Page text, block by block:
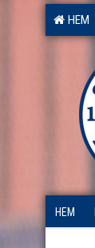
HEM
HEM